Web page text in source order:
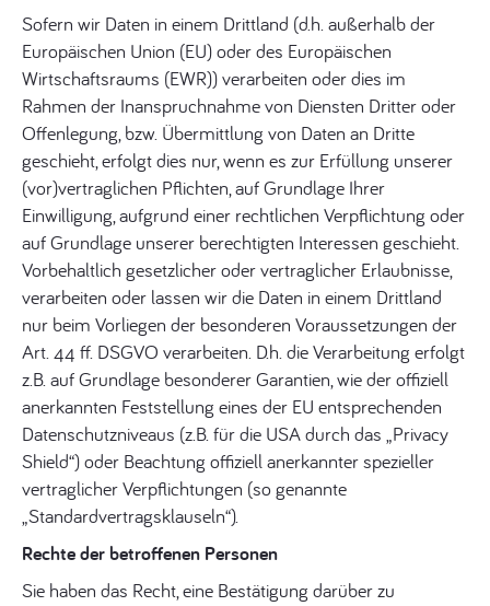
Sofern wir Daten in einem Drittland (d.h. außerhalb der
Europäischen Union (EU) oder des Europäischen
Wirtschaftsraums (EWR)) verarbeiten oder dies im
Rahmen der Inanspruchnahme von Diensten Dritter oder
Offenlegung, bzw. Übermittlung von Daten an Dritte
geschieht, erfolgt dies nur, wenn es zur Erfüllung unserer
(vor)vertraglichen Pflichten, auf Grundlage Ihrer
Einwilligung, aufgrund einer rechtlichen Verpflichtung oder
auf Grundlage unserer berechtigten Interessen geschieht.
Vorbehaltlich gesetzlicher oder vertraglicher Erlaubnisse,
verarbeiten oder lassen wir die Daten in einem Drittland
nur beim Vorliegen der besonderen Voraussetzungen der
Art. 44 ff. DSGVO verarbeiten. D.h. die Verarbeitung erfolgt
z.B. auf Grundlage besonderer Garantien, wie der offiziell
anerkannten Feststellung eines der EU entsprechenden
Datenschutzniveaus (z.B. für die USA durch das „Privacy
Shield“) oder Beachtung offiziell anerkannter spezieller
vertraglicher Verpflichtungen (so genannte
„Standardvertragsklauseln“).
Rechte der betroffenen Personen
Sie haben das Recht, eine Bestätigung darüber zu